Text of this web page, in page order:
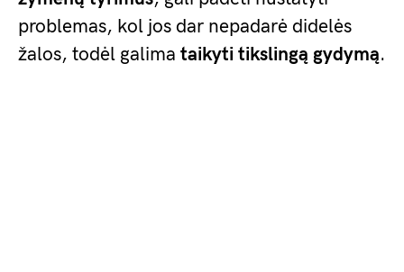
problemas, kol jos dar nepadarė didelės
žalos, todėl galima taikyti tikslingą gydymą.